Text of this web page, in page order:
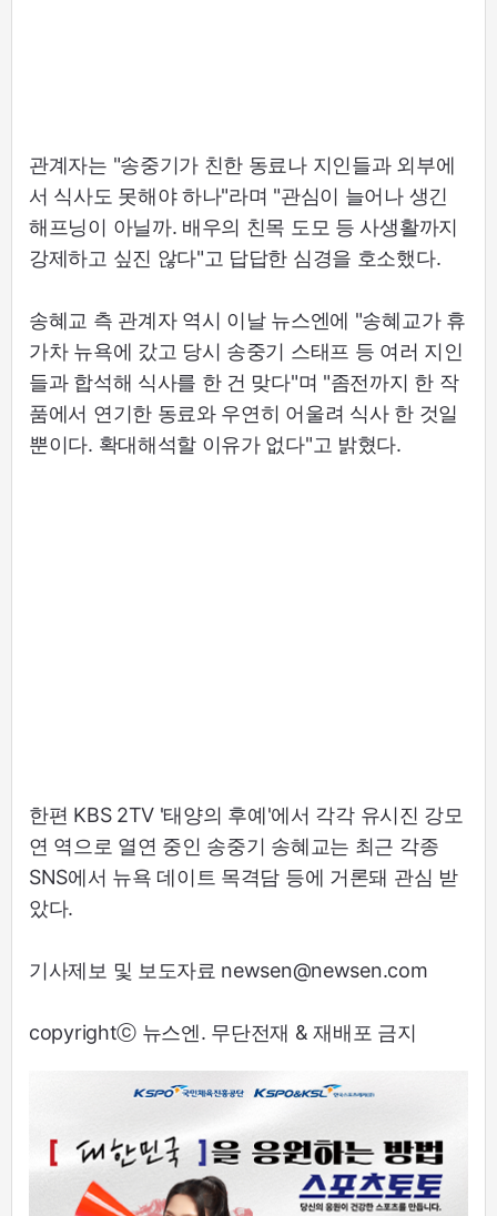
관계자는 "송중기가 친한 동료나 지인들과 외부에
서 식사도 못해야 하나"라며 "관심이 늘어나 생긴
해프닝이 아닐까. 배우의 친목 도모 등 사생활까지
강제하고 싶진 않다"고 답답한 심경을 호소했다.
송혜교 측 관계자 역시 이날 뉴스엔에 "송혜교가 휴
가차 뉴욕에 갔고 당시 송중기 스태프 등 여러 지인
들과 합석해 식사를 한 건 맞다"며 "좀전까지 한 작
품에서 연기한 동료와 우연히 어울려 식사 한 것일
뿐이다. 확대해석할 이유가 없다"고 밝혔다.
한편 KBS 2TV '태양의 후예'에서 각각 유시진 강모
연 역으로 열연 중인 송중기 송혜교는 최근 각종
SNS에서 뉴욕 데이트 목격담 등에 거론돼 관심 받
았다.
기사제보 및 보도자료 newsen@newsen.com
copyrightⓒ 뉴스엔. 무단전재 & 재배포 금지